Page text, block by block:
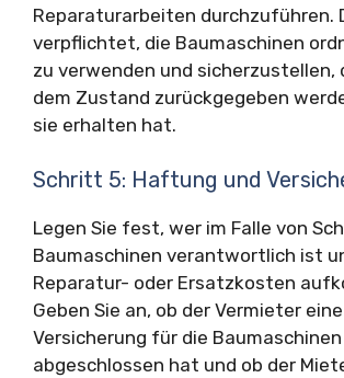
Reparaturarbeiten durchzuführen.
verpflichtet, die Baumaschinen
zu verwenden und sicherzustellen,
dem Zustand zurückgegeben
sie erhalten hat.
Schritt 5: Haftung und
Legen Sie fest, wer im Falle von
Baumaschinen verantwortlich ist
Reparatur- oder Ersatzkosten
Geben Sie an, ob der Vermieter eine
Versicherung für die Baumaschinen
abgeschlossen hat und ob der